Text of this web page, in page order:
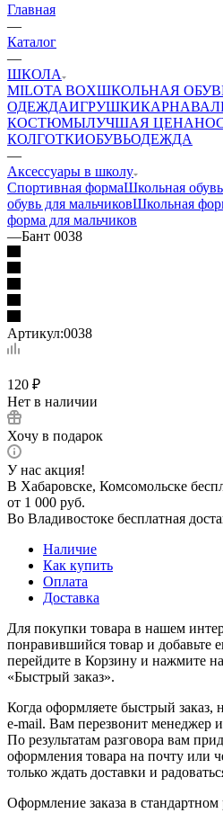
Главная
—
Каталог
—
ШКОЛА
MILOTA BOXШКОЛЬНАЯ
ОДЕЖДАИГРУШКИ
КОСТЮМЫЛУЧШАЯ ЦЕНА
КОЛГОТКИОБУВЬОДЕЖДА
—
Аксессуары в школу
Спортивная формаШкольная
обувь для мальчиковШкольная
форма для мальчиков
—Бант 0038
Артикул:0038
120 ₽
Нет в наличии
Хочу в подарок
У нас акция!
В Хабаровске, Комсомольске
от 1 000 руб.
Во Владивостоке бесплатная
Наличие
Как купить
Оплата
Доставка
Для покупки товара в нашем
понравившийся товар и добавьте
перейдите в Корзину и нажмите
«Быстрый заказ».
Когда оформляете быстрый
e-mail. Вам перезвонит менеджер и
По результатам разговора вам
оформления товара на почту или
только ждать доставки и
Оформление заказа в